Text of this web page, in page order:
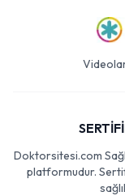
Doktorsitesi.com
platformudur.